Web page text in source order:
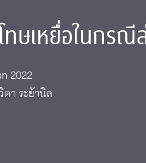
ำปีทษเหยื่อในกรณี
2022
า ระย้านิล